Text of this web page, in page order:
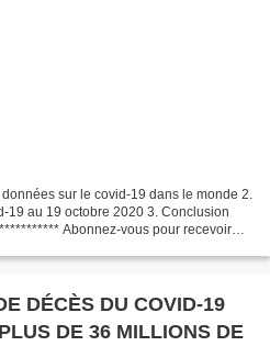
sur le covid-19 dans le monde 2.
19 au 19 octobre 2020 3. Conclusion
Abonnez-vous pour recevoir
DÉCÈS DU COVID-19
DE 36 MILLIONS DE